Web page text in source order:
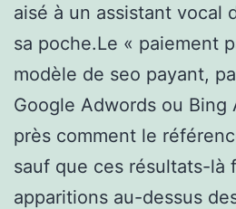
aisé à un assistant vocal
sa poche.Le « paiement
modèle de seo payant,
Google Adwords ou Bing
près comment le
sauf que ces résultats-là
apparitions au-dessus